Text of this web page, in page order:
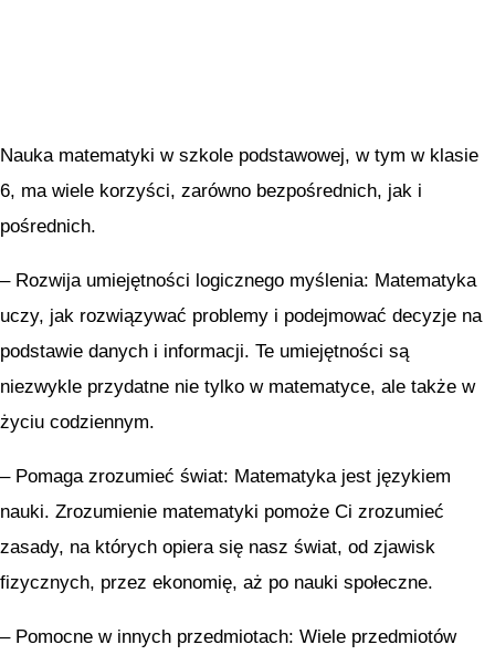
Nauka matematyki w szkole podstawowej, w tym w klasie
6, ma wiele korzyści, zarówno bezpośrednich, jak i
pośrednich.
– Rozwija umiejętności logicznego myślenia: Matematyka
uczy, jak rozwiązywać problemy i podejmować decyzje na
podstawie danych i informacji. Te umiejętności są
niezwykle przydatne nie tylko w matematyce, ale także w
życiu codziennym.
– Pomaga zrozumieć świat: Matematyka jest językiem
nauki. Zrozumienie matematyki pomoże Ci zrozumieć
zasady, na których opiera się nasz świat, od zjawisk
fizycznych, przez ekonomię, aż po nauki społeczne.
– Pomocne w innych przedmiotach: Wiele przedmiotów